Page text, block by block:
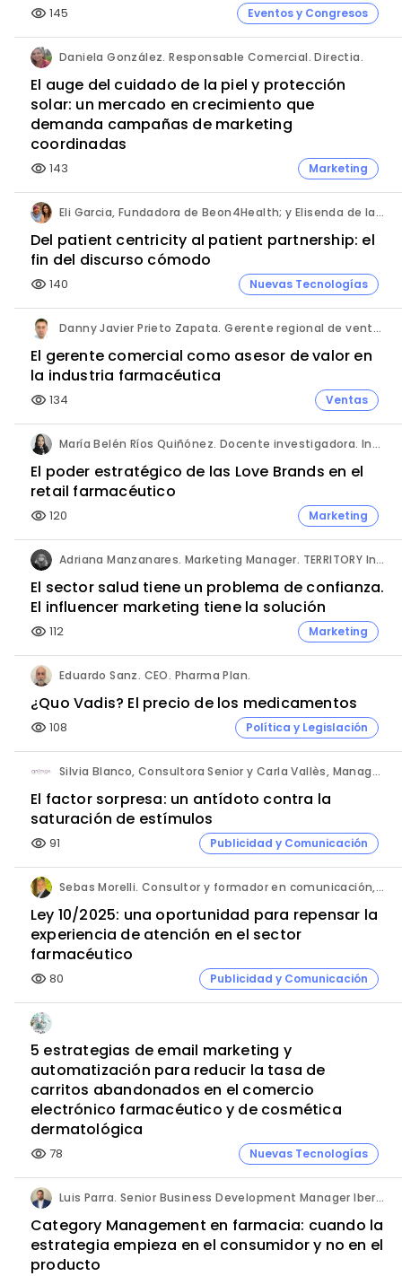
visibility 145 Eventos y Congresos
Daniela González. Responsable Comercial. Directia.
El auge del cuidado de la piel y protección
solar: un mercado en crecimiento que
demanda campañas de marketing
coordinadas
visibility 143 Marketing
Eli Garcia, Fundadora de Beon4Health; y Elisenda de la Torre, Fundadora de Asociación de paciente 360 y Patient Advocate.
Del patient centricity al patient partnership: el
fin del discurso cómodo
visibility 140 Nuevas Tecnologías
Danny Javier Prieto Zapata. Gerente regional de ventas. Fresenius Kabi Ecuador.
El gerente comercial como asesor de valor en
la industria farmacéutica
visibility 134 Ventas
María Belén Ríos Quiñónez. Docente investigadora. Instituto Superior Tecnológico Cordillera (Ecuador).
El poder estratégico de las Love Brands en el
retail farmacéutico
visibility 120 Marketing
Adriana Manzanares. Marketing Manager. TERRITORY Influence.
El sector salud tiene un problema de confianza.
El influencer marketing tiene la solución
visibility 112 Marketing
Eduardo Sanz. CEO. Pharma Plan.
¿Quo Vadis? El precio de los medicamentos
visibility 108 Política y Legislación
Silvia Blanco, Consultora Senior y Carla Vallès, Manager Senior. ANIMA.
El factor sorpresa: un antídoto contra la
saturación de estímulos
visibility 91 Publicidad y Comunicación
Sebas Morelli. Consultor y formador en comunicación, atención al cliente, liderazgo y ventas.
Ley 10/2025: una oportunidad para repensar la
experiencia de atención en el sector
farmacéutico
visibility 80 Publicidad y Comunicación
5 estrategias de email marketing y
automatización para reducir la tasa de
carritos abandonados en el comercio
electrónico farmacéutico y de cosmética
dermatológica
visibility 78 Nuevas Tecnologías
Luis Parra. Senior Business Development Manager Iberia & LATAM Markets. PharmActive.
Category Management en farmacia: cuando la
estrategia empieza en el consumidor y no en el
producto